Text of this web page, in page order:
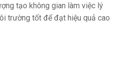
tạo không gian làm việc lý
trường tốt để đạt hiệu quả cao